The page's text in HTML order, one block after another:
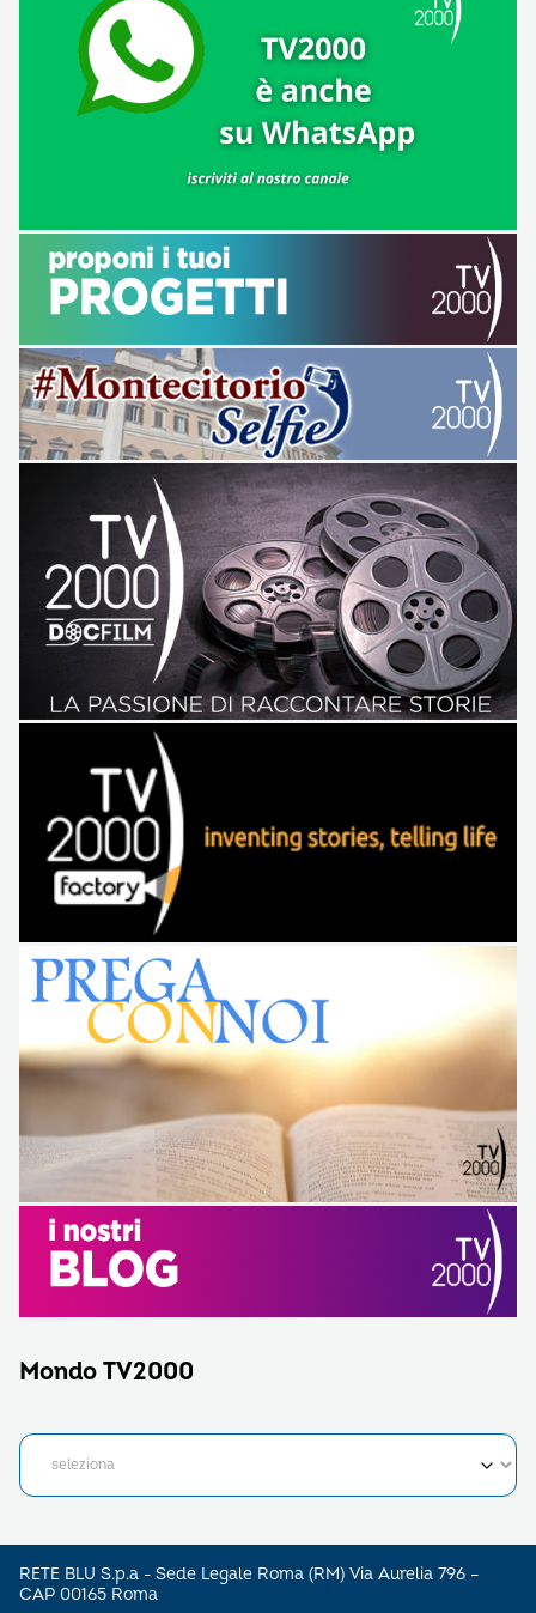
Mondo TV2000
RETE BLU S.p.a - Sede Legale Roma (RM) Via Aurelia 796 –
CAP 00165 Roma